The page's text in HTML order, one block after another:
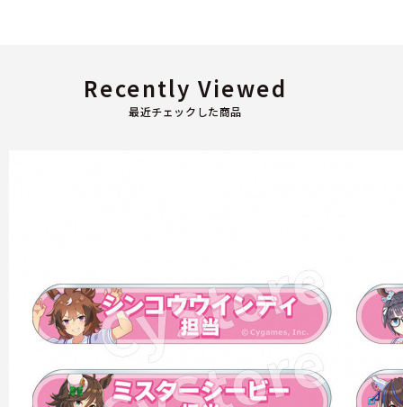
最近チェックした商品
Recently Viewed